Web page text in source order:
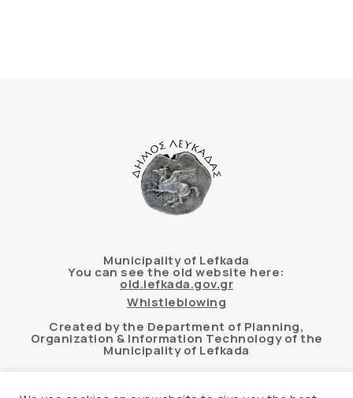
Municipality of Lefkada
You can see the old website here:
old.lefkada.gov.gr
Whistleblowing
Created by the Department of Planning,
Organization & Information Technology of the
Municipality of Lefkada